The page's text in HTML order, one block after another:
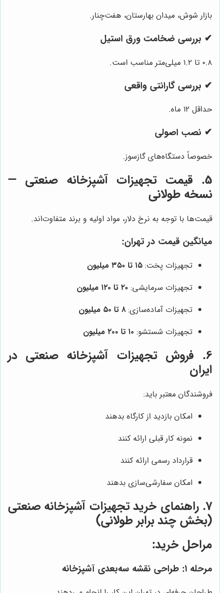
بازار شوش، میدان بهارستان، هفت‌چنار.
✔ بررسی ضخامت ورق استیل
۰.۸ تا ۱.۲ میلی‌متر مناسب است.
✔ بررسی گارانتی واقعی
حداقل ۱۲ ماه.
✔ نصب اصولی
خصوصاً دستگاه‌های گازسوز.
5. قیمت تجهیزات آشپزخانه صنعتی —
نسخه طولانی
قیمت‌ها با توجه به نرخ دلار، مواد اولیه و برند متفاوت‌اند.
میانگین قیمت در تهران:
تجهیزات پخت: ۱۵ تا ۳۵۰ میلیون
تجهیزات سرمایشی: ۲۰ تا ۱۲۰ میلیون
تجهیزات آماده‌سازی: ۸ تا ۵۰ میلیون
تجهیزات شستشو: ۱۰ تا ۲۰۰ میلیون
6. فروش تجهیزات آشپزخانه صنعتی در
ایران
فروشندگان معتبر باید:
امکان بازدید از کارگاه بدهند
نمونه کار قبلی ارائه کنند
قرارداد رسمی ارائه کنند
امکان سفارشی‌سازی بدهند
7. راهنمای خرید تجهیزات آشپزخانه صنعتی
(بخش چند برابر طولانی)
مراحل خرید:
مرحله ۱: طراحی نقشه سه‌بعدی آشپزخانه